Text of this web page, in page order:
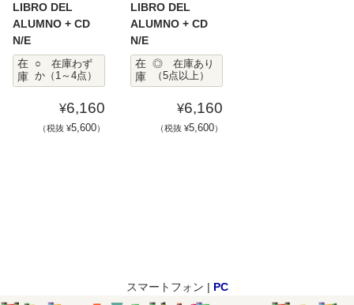
LIBRO DEL
ALUMNO + CD
N/E
在
庫
○ 在庫わず
か（1～4点）
¥6,160
（税抜 ¥5,600）
LIBRO DEL
ALUMNO + CD
N/E
在
庫
◎ 在庫あり
（5点以上）
¥6,160
（税抜 ¥5,600）
スマートフォン | PC